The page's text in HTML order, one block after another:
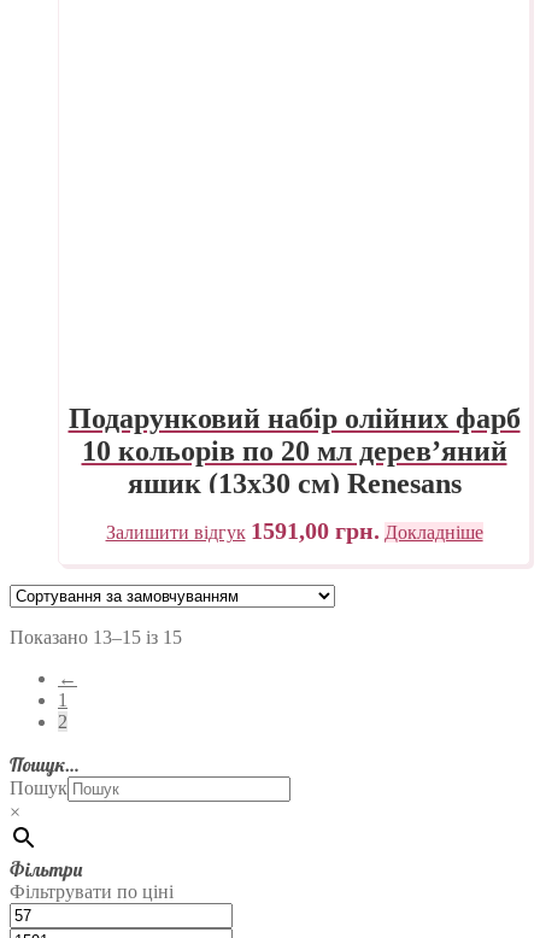
Подарунковий набір олійних фарб
10 кольорів по 20 мл дерев’яний
ящик (13х30 см) Renesans
Залишити відгук 1591,00 грн. Докладніше
Показано 13–15 із 15
←
1
2
Пошук…
Пошук
×
Фільтри
Фільтрувати по ціні